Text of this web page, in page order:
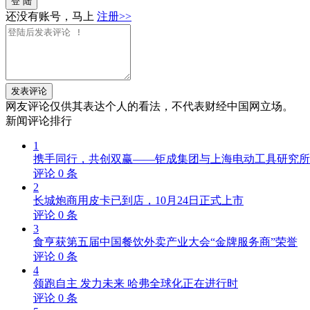
还没有账号，马上 注册>>
发表评论
网友评论仅供其表达个人的看法，不代表财经中国网立场。
新闻评论排行
1
携手同行，共创双赢——钜成集团与上海电动工具研究
评论 0 条
2
长城炮商用皮卡已到店，10月24日正式上市
评论 0 条
3
食亨获第五届中国餐饮外卖产业大会“金牌服务商”荣誉
评论 0 条
4
领跑自主 发力未来 哈弗全球化正在进行时
评论 0 条